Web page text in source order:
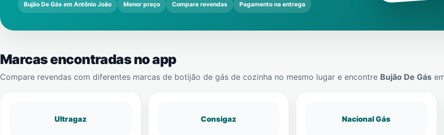
Bujão De Gás em Antônio João Menor preço Compare revendas Pagamento na entrega
Marcas encontradas no app
Compare revendas com diferentes marcas de botijão de gás de cozinha no mesmo lugar e encontre Bujão De Gás
Ultragaz Consigaz Nacional Gás